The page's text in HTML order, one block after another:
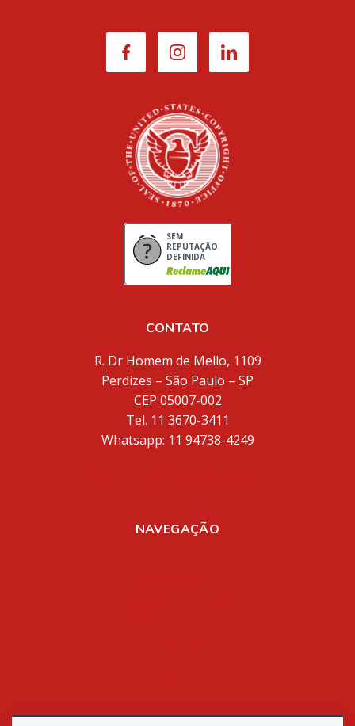
SEM
REPUTAÇÃO
DEFINIDA
CONTATO
R. Dr Homem de Mello, 1109
Perdizes – São Paulo – SP
CEP 05007-002
Tel. 11 3670-3411
Whatsapp: 11 94738-4249
NAVEGAÇÃO
Política de Privacidade